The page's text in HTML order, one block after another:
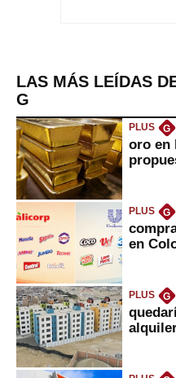
LAS MÁS LEÍDAS
G
PLUS G
oro en
PLUS G
en
PLUS G